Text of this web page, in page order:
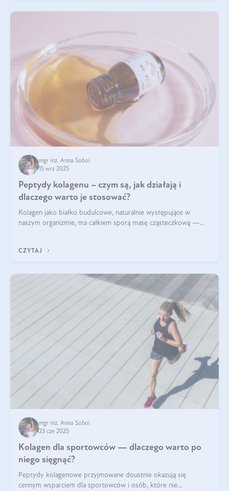
mgr inż. Anna Sobol
15 wrz 2025
Peptydy kolagenu – czym są, jak działają i
dlaczego warto je stosować?
Kolagen jako białko budulcowe, naturalnie występujące w
naszym organizmie, ma całkiem sporą masę cząsteczkową —
bardziej biodostępny
CZYTAJ
mgr inż. Anna Sobol
23 cze 2025
Kolagen dla sportowców — dlaczego warto po
niego sięgnąć?
Peptydy kolagenowe przyjmowane doustnie okazują się
cennym wsparciem dla sportowców i osób, które nie